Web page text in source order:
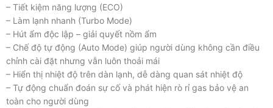
– Tiết kiệm năng lượng (ECO)
– Làm lạnh nhanh (Turbo Mode)
– Hút ẩm độc lập – giải quyết nồm ẩm
– Chế độ tự động (Auto Mode) giúp người dùng không cần điều
chỉnh cài đặt nhưng vẫn luôn thoải mái
– Hiển thị nhiệt độ trên dàn lạnh, dễ dàng quan sát nhiệt độ
– Tự động chuẩn đoán sự cố và phát hiện rò rỉ gas bảo vệ an
toàn cho người dùng